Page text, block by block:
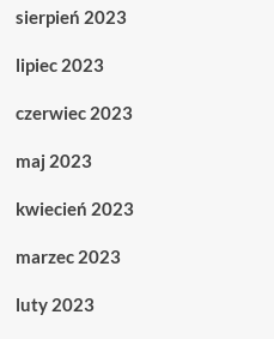
sierpień 2023
lipiec 2023
czerwiec 2023
maj 2023
kwiecień 2023
marzec 2023
luty 2023